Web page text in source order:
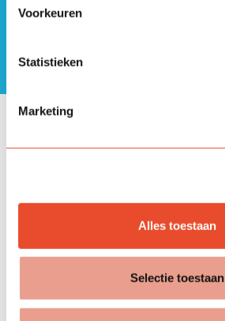
Voorkeuren
Statistieken
Marketing
Alles toestaan
Selectie toestaan
2022-2023